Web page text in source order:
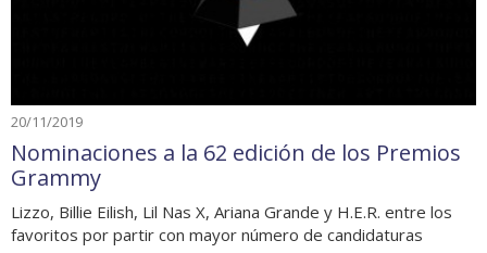
20/11/2019
Nominaciones a la 62 edición de los Premios
Grammy
Lizzo, Billie Eilish, Lil Nas X, Ariana Grande y H.E.R. entre los
favoritos por partir con mayor número de candidaturas